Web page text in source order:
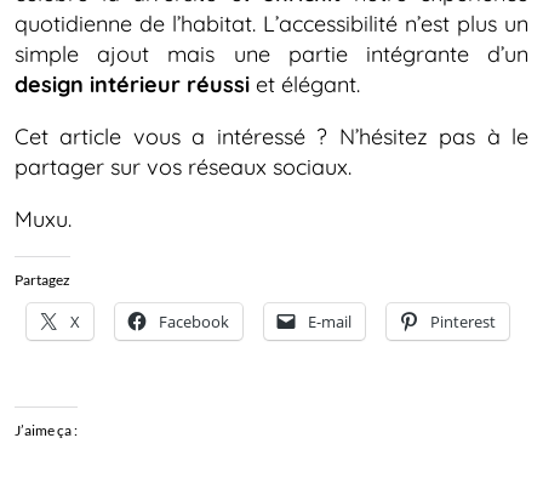
quotidienne de l’habitat. L’accessibilité n’est plus un
simple ajout mais une partie intégrante d’un
design intérieur réussi et élégant.
Cet article vous a intéressé ? N’hésitez pas à le
partager sur vos réseaux sociaux.
Muxu.
Partagez
X Facebook E-mail Pinterest
J’aime ça :